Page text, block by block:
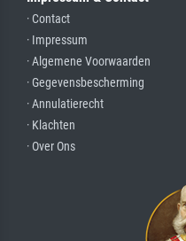
· Contact
· Impressum
· Algemene Voorwaarden
· Gegevensbescherming
· Annulatierecht
· Klachten
· Over Ons